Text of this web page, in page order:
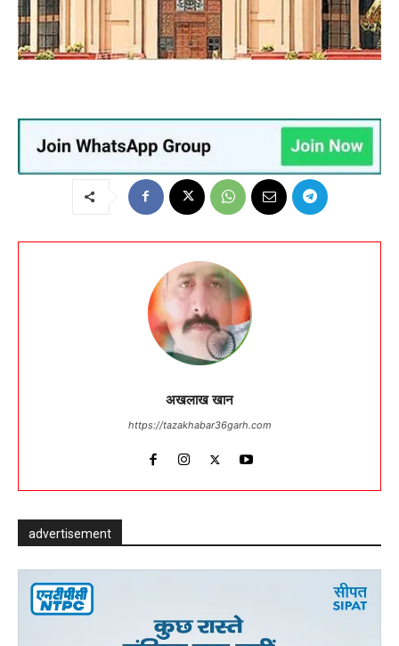
अखलाख खान
https://tazakhabar36garh.com
advertisement